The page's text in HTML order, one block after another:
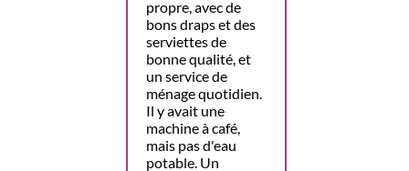
propre, avec de
bons draps et des
serviettes de
bonne qualité, et
un service de
ménage quotidien.
Il y avait une
machine à café,
mais pas d'eau
potable. Un